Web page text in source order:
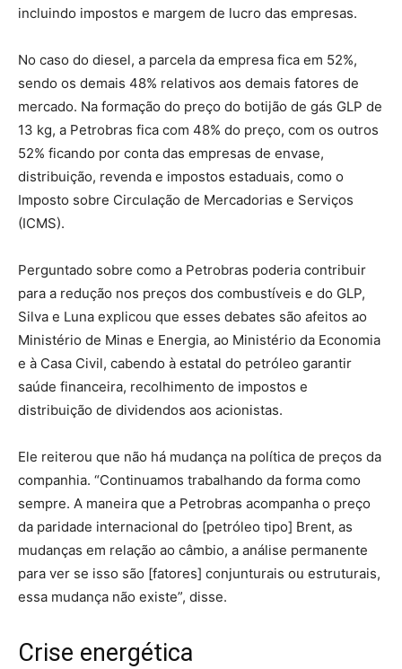
incluindo impostos e margem de lucro das empresas.
No caso do diesel, a parcela da empresa fica em 52%,
sendo os demais 48% relativos aos demais fatores de
mercado. Na formação do preço do botijão de gás GLP de
13 kg, a Petrobras fica com 48% do preço, com os outros
52% ficando por conta das empresas de envase,
distribuição, revenda e impostos estaduais, como o
Imposto sobre Circulação de Mercadorias e Serviços
(ICMS).
Perguntado sobre como a Petrobras poderia contribuir
para a redução nos preços dos combustíveis e do GLP,
Silva e Luna explicou que esses debates são afeitos ao
Ministério de Minas e Energia, ao Ministério da Economia
e à Casa Civil, cabendo à estatal do petróleo garantir
saúde financeira, recolhimento de impostos e
distribuição de dividendos aos acionistas.
Ele reiterou que não há mudança na política de preços da
companhia. “Continuamos trabalhando da forma como
sempre. A maneira que a Petrobras acompanha o preço
da paridade internacional do [petróleo tipo] Brent, as
mudanças em relação ao câmbio, a análise permanente
para ver se isso são [fatores] conjunturais ou estruturais,
essa mudança não existe”, disse.
Crise energética